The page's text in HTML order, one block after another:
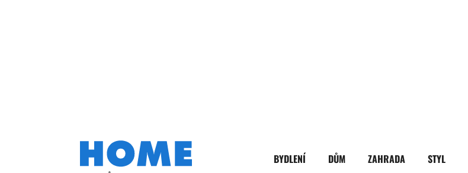
BYDLENÍ DŮM ZAHRADA STYL